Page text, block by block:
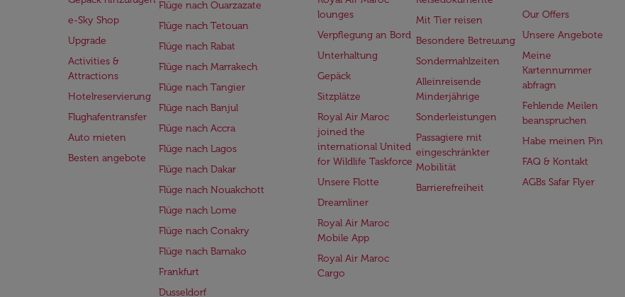
e-Sky Shop
Upgrade
Activities &
Attractions
Hotelreservierung
Flughafentransfer
Auto mieten
Besten angebote
Flüge nach Ouarzazate
Flüge nach Tetouan
Flüge nach Rabat
Flüge nach Marrakech
Flüge nach Tangier
Flüge nach Banjul
Flüge nach Accra
Flüge nach Lagos
Flüge nach Dakar
Flüge nach Nouakchott
Flüge nach Lome
Flüge nach Conakry
Flüge nach Bamako
Frankfurt
Dusseldorf
lounges
Verpflegung an Bord
Unterhaltung
Gepäck
Sitzplätze
Royal Air Maroc
joined the
international United
for Wildlife Taskforce
Unsere Flotte
Dreamliner
Royal Air Maroc
Mobile App
Royal Air Maroc
Cargo
Mit Tier reisen
Besondere Betreuung
Sondermahlzeiten
Alleinreisende
Minderjährige
Sonderleistungen
Passagiere mit
eingeschränkter
Mobilität
Barrierefreiheit
Our Offers
Unsere Angebote
Meine
Kartennummer
abfragn
Fehlende Meilen
beanspruchen
Habe meinen Pin
FAQ & Kontakt
AGBs Safar Flyer